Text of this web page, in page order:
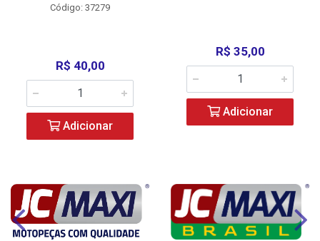
Código: 37279
R$ 40,00
Adicionar
R$ 35,00
Adicionar